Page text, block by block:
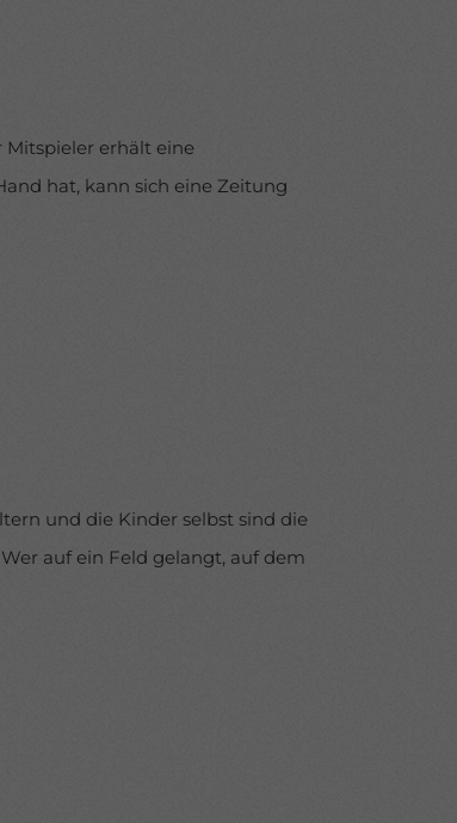
Mitspieler erhält eine
hat, kann sich eine Zeitung
und die Kinder selbst sind die
auf ein Feld gelangt, auf dem